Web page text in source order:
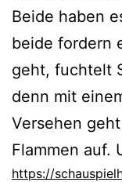
Beide haben
beide fordern
geht, fuchtelt
denn mit
Versehen
Flammen auf.
https://